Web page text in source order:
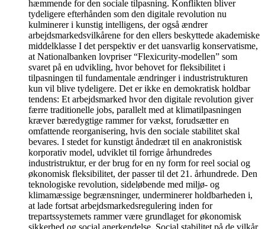
hæmmende for den sociale tilpasning. Konflikten bliver
tydeligere efterhånden som den digitale revolution nu
kulminerer i kunstig intelligens, der også ændrer
arbejdsmarkedsvilkårene for den ellers beskyttede akademiske
middelklasse I det perspektiv er det uansvarlig konservatisme,
at Nationalbanken lovpriser “Flexicurity-modellen” som
svaret på en udvikling, hvor behovet for fleksibilitet i
tilpasningen til fundamentale ændringer i industristrukturen
kun vil blive tydeligere. Det er ikke en demokratisk holdbar
tendens: Et arbejdsmarked hvor den digitale revolution giver
færre traditionelle jobs, parallelt med at klimatilpasningen
kræver bæredygtige rammer for vækst, forudsætter en
omfattende reorganisering, hvis den sociale stabilitet skal
bevares. I stedet for kunstigt åndedræt til en anakronistisk
korporativ model, udviklet til forrige århundredes
industristruktur, er der brug for en ny form for reel social og
økonomisk fleksibilitet, der passer til det 21. århundrede. Den
teknologiske revolution, sideløbende med miljø- og
klimamæssige begrænsninger, underminerer holdbarheden i,
at lade fortsat arbejdsmarkedsregulering inden for
trepartssystemets rammer være grundlaget for økonomisk